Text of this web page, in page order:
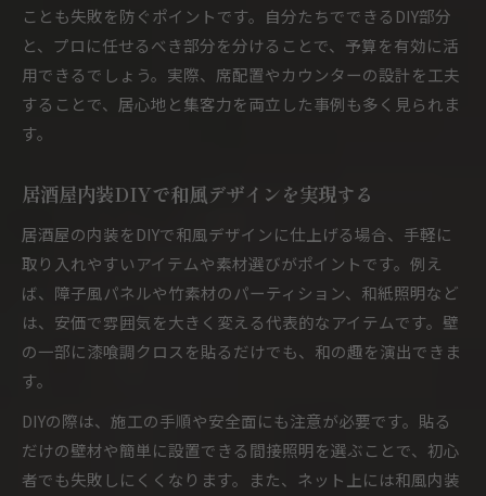
ことも失敗を防ぐポイントです。自分たちでできるDIY部分
と、プロに任せるべき部分を分けることで、予算を有効に活
用できるでしょう。実際、席配置やカウンターの設計を工夫
することで、居心地と集客力を両立した事例も多く見られま
す。
居酒屋内装DIYで和風デザインを実現する
居酒屋の内装をDIYで和風デザインに仕上げる場合、手軽に
取り入れやすいアイテムや素材選びがポイントです。例え
ば、障子風パネルや竹素材のパーティション、和紙照明など
は、安価で雰囲気を大きく変える代表的なアイテムです。壁
の一部に漆喰調クロスを貼るだけでも、和の趣を演出できま
す。
DIYの際は、施工の手順や安全面にも注意が必要です。貼る
だけの壁材や簡単に設置できる間接照明を選ぶことで、初心
者でも失敗しにくくなります。また、ネット上には和風内装